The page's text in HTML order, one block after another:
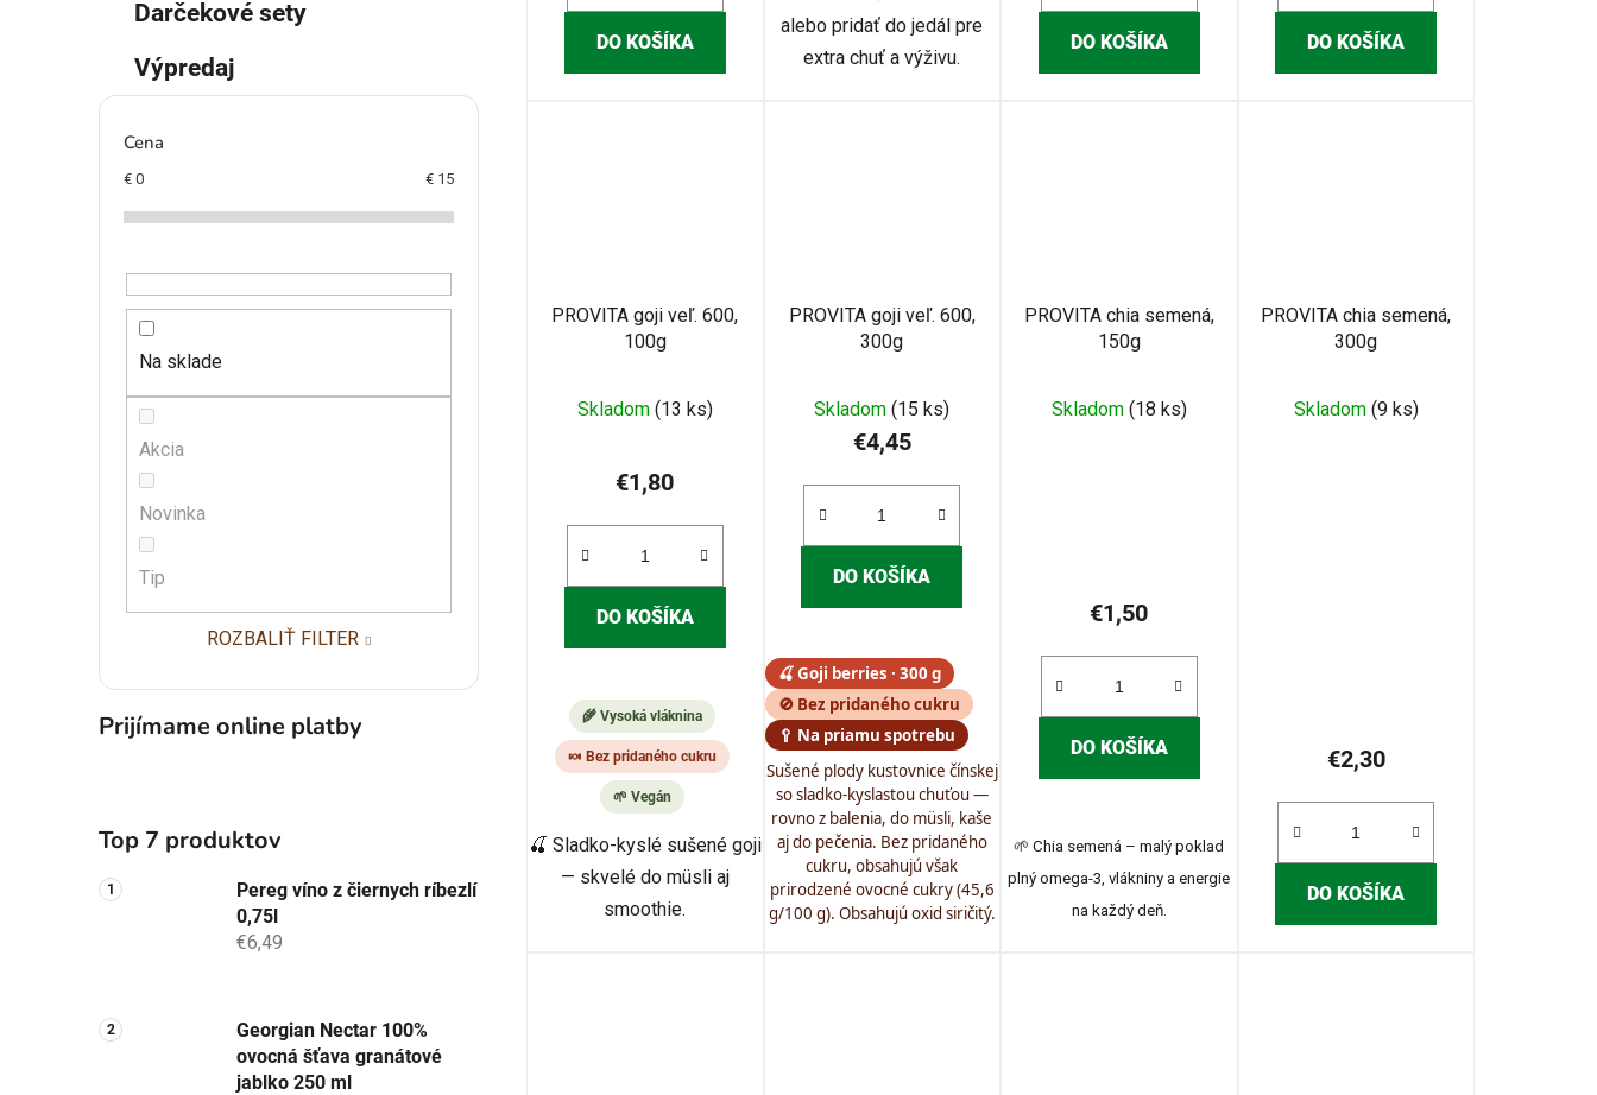
Darčekové sety
Výpredaj
Cena
€ 0 € 15
Na sklade
Akcia
Novinka
Tip
ROZBALIŤ FILTER
Prijímame online platby
Top 7 produktov
Pereg víno z čiernych ríbezlí
0,75l
€6,49
Georgian Nectar 100%
ovocná šťava granátové
jablko 250 ml
DO KOŠÍKA
alebo pridať do jedál pre
extra chuť a výživu.
DO KOŠÍKA DO KOŠÍKA
PROVITA goji veľ. 600,
100g
Skladom (13 ks)
€1,80
DO KOŠÍKA
🌾 Vysoká vláknina
🍬 Bez pridaného cukru
🌱 Vegán
🍒 Sladko-kyslé sušené goji
— skvelé do müsli aj
smoothie.
PROVITA goji veľ. 600,
300g
Skladom(15 ks)
€4,45
DO KOŠÍKA
🍒 Goji berries · 300 g
🚫 Bez pridaného cukru
🥄 Na priamu spotrebu
Sušené plody kustovnice čínskej
so sladko-kyslastou chuťou —
rovno z balenia, do müsli, kaše
aj do pečenia. Bez pridaného
cukru, obsahujú však
prirodzené ovocné cukry (45,6
g/100 g). Obsahujú oxid siričitý.
PROVITA chia semená,
150g
Skladom (18 ks)
€1,50
DO KOŠÍKA
🌱 Chia semená – malý poklad
plný omega-3, vlákniny a energie
na každý deň.
PROVITA chia semená,
300g
Skladom (9 ks)
€2,30
DO KOŠÍKA